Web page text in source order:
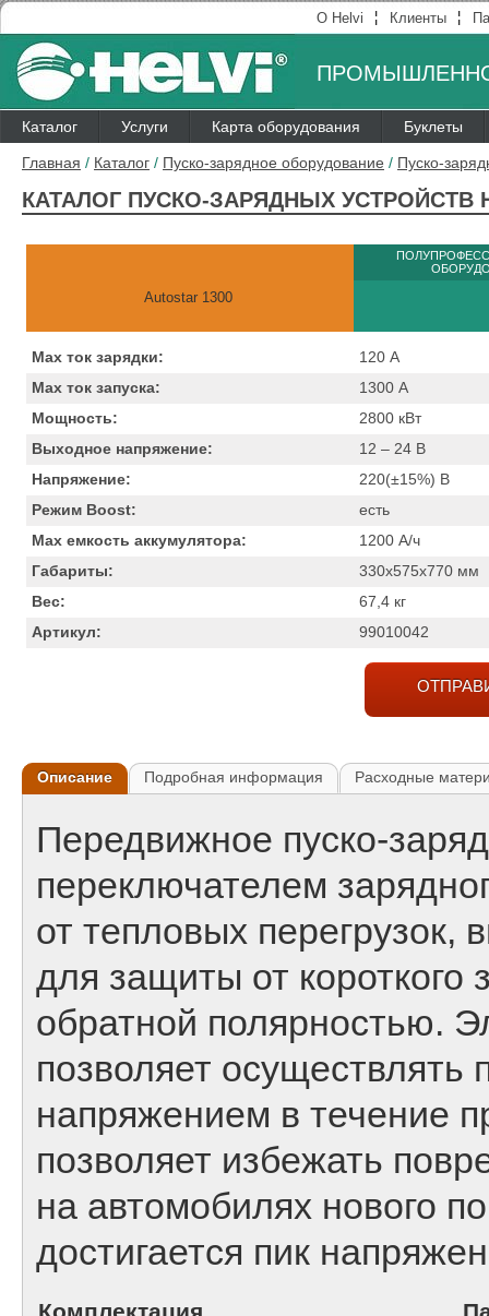
О Helvi ¦ Клиенты ¦
Каталог Услуги Карта оборудования Буклеты
Главная / Каталог / Пуско-зарядное оборудование / Пуско-
КАТАЛОГ ПУСКО-ЗАРЯДНЫХ УСТРОЙСТВ
Autostar 1300
Max ток зарядки: 120 А
Max ток запуска:
1300 А
Мощность:
2800 кВт
Выходное напряжение:
12 – 24 B
Напряжение:
220(±15%) B
Режим Boost:
есть
Max емкость аккумулятора:
1200 А/ч
Габариты:
330x575x770 мм
Вес:
67,4 кг
Артикул:
99010042
Описание Подробная информация Расходные
Передвижное пуско-
переключателем
от тепловых перегрузок,
для защиты от
обратной полярностью.
позволяет осуществлять
напряжением в течение
позволяет избежать
на автомобилях нового
достигается пик